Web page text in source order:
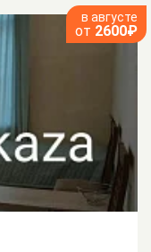
в августе
от 2600₽